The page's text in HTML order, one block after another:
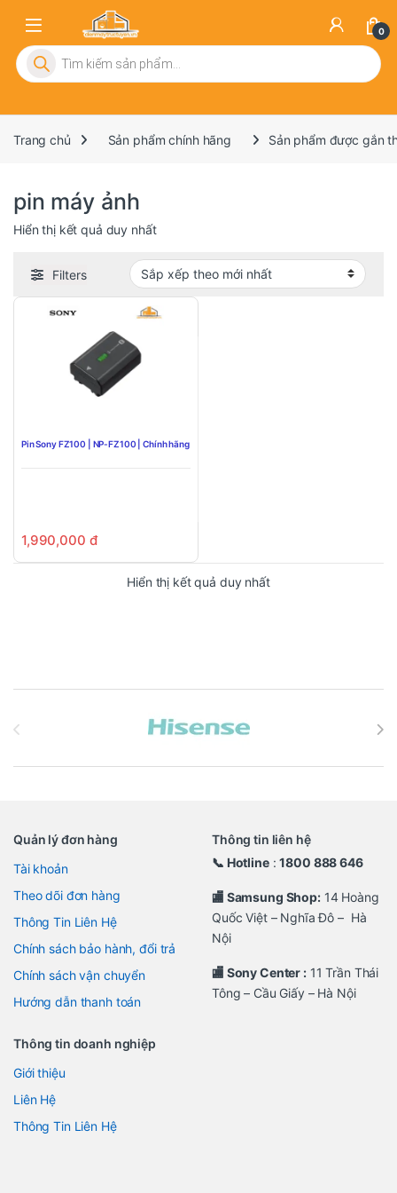
0
Tìm kiếm sản phẩm
Trang chủ Sản phẩm chính hãng Sản phẩm được gắn
pin máy ảnh
Hiển thị kết quả duy nhất
Filters
Pin Sony FZ100 | NP-FZ100 | Chính hãng
1,990,000 đ
Hiển thị kết quả duy nhất
Quản lý đơn hàng
Tài khoản
Theo dõi đơn hàng
Thông Tin Liên Hệ
Chính sách bảo hành, đổi trả
Chính sách vận chuyển
Hướng dẫn thanh toán
Thông tin liên hệ
📞 Hotline:1800 888 646
🏬 Samsung Shop:14 Hoàng
Quốc Việt – Nghĩa Đô – Hà
Nội
🏬 Sony Center :11 Trần Thái
Tông – Cầu Giấy – Hà Nội
Thông tin doanh nghiệp
Giới thiệu
Liên Hệ
Thông Tin Liên Hệ